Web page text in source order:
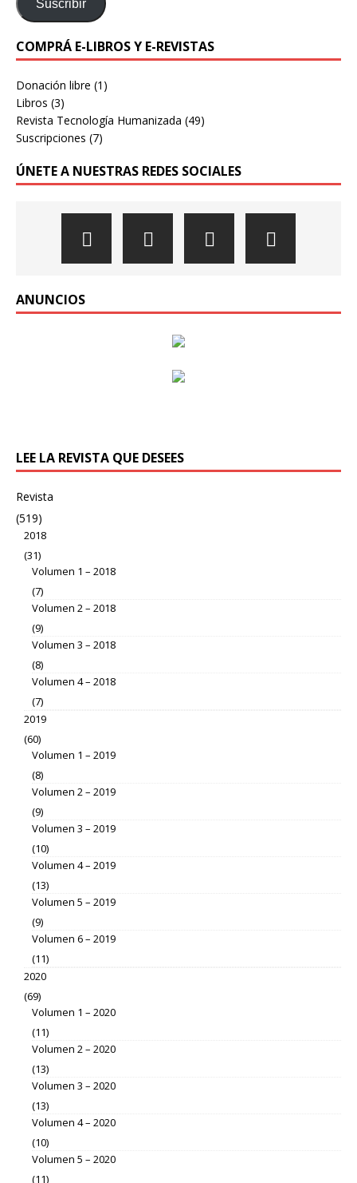
Suscribir
COMPRÁ E-LIBROS Y E-REVISTAS
Donación libre (1)
Libros (3)
Revista Tecnología Humanizada (49)
Suscripciones (7)
ÚNETE A NUESTRAS REDES SOCIALES
ANUNCIOS
LEE LA REVISTA QUE DESEES
Revista
(519)
2018
(31)
Volumen 1 – 2018
(7)
Volumen 2 – 2018
(9)
Volumen 3 – 2018
(8)
Volumen 4 – 2018
(7)
2019
(60)
Volumen 1 – 2019
(8)
Volumen 2 – 2019
(9)
Volumen 3 – 2019
(10)
Volumen 4 – 2019
(13)
Volumen 5 – 2019
(9)
Volumen 6 – 2019
(11)
2020
(69)
Volumen 1 – 2020
(11)
Volumen 2 – 2020
(13)
Volumen 3 – 2020
(13)
Volumen 4 – 2020
(10)
Volumen 5 – 2020
(11)